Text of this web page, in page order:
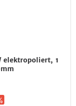
elektropoliert, 1